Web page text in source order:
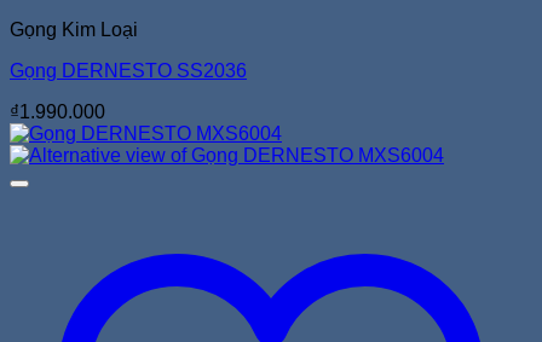
Gọng Kim Loại
Gọng DERNESTO SS2036
₫1.990.000